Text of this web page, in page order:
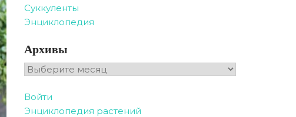
Суккуленты
Энциклопедия
Архивы
Архивы
Войти
Энциклопедия растений